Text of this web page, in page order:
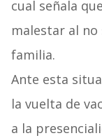
cual señala
malestar al no
familia.
Ante esta
la vuelta de
a la